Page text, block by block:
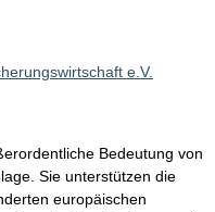
e.V.
Bedeutung von
Sie unterstützen die
europäischen